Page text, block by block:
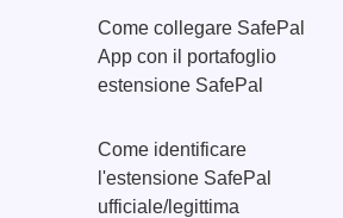
Come collegare SafePal
App con il portafoglio
estensione SafePal
Come identificare
l'estensione SafePal
ufficiale/legittima